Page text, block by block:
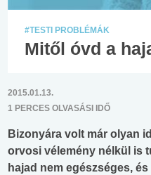
#TESTI PROBLÉMÁK
Mitől óvd a
2015.01.13.
1 PERCES OLVASÁSI IDŐ
Bizonyára volt már olyan
orvosi vélemény nélkül is
hajad nem egészséges,